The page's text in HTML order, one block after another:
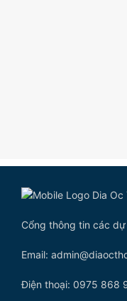
Cổng thông tin các
Email:
Điện thoại: 0975 868